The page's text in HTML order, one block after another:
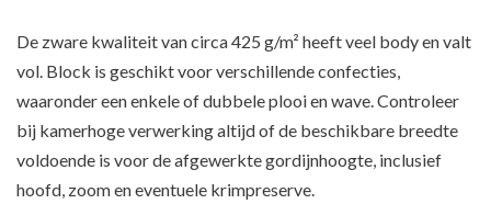
De zware kwaliteit van circa 425 g/m² heeft veel body en valt
vol. Block is geschikt voor verschillende confecties,
waaronder een enkele of dubbele plooi en wave. Controleer
bij kamerhoge verwerking altijd of de beschikbare breedte
voldoende is voor de afgewerkte gordijnhoogte, inclusief
hoofd, zoom en eventuele krimpreserve.